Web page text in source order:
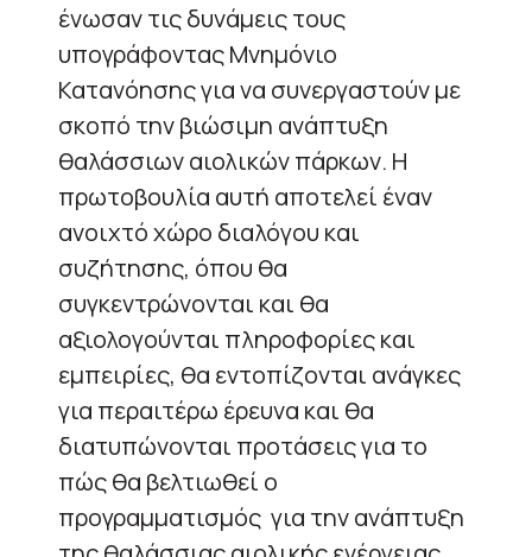
ένωσαν τις δυνάμεις τους
υπογράφοντας Μνημόνιο
Κατανόησης για να συνεργαστούν με
σκοπό την βιώσιμη ανάπτυξη
θαλάσσιων αιολικών πάρκων. Η
πρωτοβουλία αυτή αποτελεί έναν
ανοιχτό χώρο διαλόγου και
συζήτησης, όπου θα
συγκεντρώνονται και θα
αξιολογούνται πληροφορίες και
εμπειρίες, θα εντοπίζονται ανάγκες
για περαιτέρω έρευνα και θα
διατυπώνονται προτάσεις για το
πώς θα βελτιωθεί ο
προγραμματισμός για την ανάπτυξη